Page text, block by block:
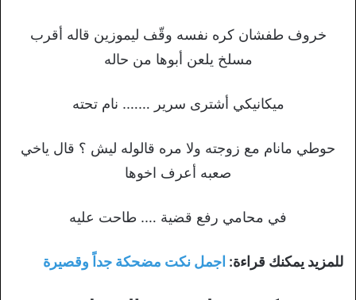
خروف طفشان كره نفسه وقّف ليموزين قاله أقرب
مسلخ يلعن أبوها من حاله
ميكانيكي أشترى سرير ……. نام تحته
حوطي مانام مع زوجته ولا مره قالوله ليش ؟ قال ياخي
صعبه أعرف اخوها
في محامي رفع قضية …. طاحت عليه
للمزيد يمكنك قراءة: اجمل نكت مضحكة جداً وقصيرة